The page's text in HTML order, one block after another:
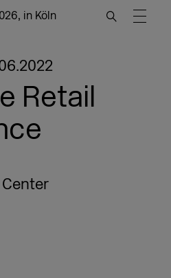
in Köln
Retail